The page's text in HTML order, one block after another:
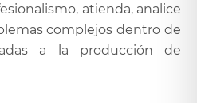
atienda, analice
complejos dentro de
a la producción de